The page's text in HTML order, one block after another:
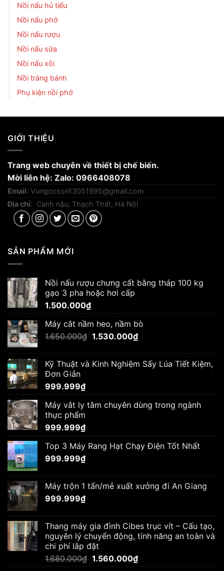
Nồi nấu hủ tiếu
Nồi nấu phở
Nồi nấu rượu
Nồi nấu sữa
Nồi nấu xôi
Nồi tráng bánh
Phụ kiện nồi phở
GIỚI THIỆU
Trang web chuyên về thiết bị chế biến.
Mời liên hệ: Zalo: 0966408078
Email: Vungocson13051995@gmail.com
Địa chỉ: Canh nậu, Thạch Thất, Hà Nội
SẢN PHẨM MỚI
Nồi nấu rượu chưng cất bằng tháp 100 kg
gạo 3 pha hoặc hơi cấp
1.500.000₫
Máy cắt nầm heo, nầm bò
1.650.000₫ Giá
1.650.000₫.
1.530.000₫Giá
là:
Kỹ Thuật và Kinh Nghiệm Sấy Lúa Tiết Kiệm,
Đơn Giản
999.999₫
Máy vắt ly tâm chuyên dùng trong ngành
thực phẩm
999.999₫
Top 3 Máy Rang Hạt Chạy Điện Tốt Nhất
999.999₫
Máy trộn 1 tấn/mẻ xuất xưởng đi An Giang
999.999₫
Thang máy gia đình Cibes trục vít – Cấu tạo,
nguyên lý chuyển động, tính năng an toàn và
chi phí lắp đặt
1.680.000₫ Giá
1.560.000₫Giá